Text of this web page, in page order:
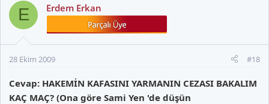
Fenerbahçeli olduğumu ilk mesajımda yazdım, üye olurkende
E Erdem Erkan
28 Ekim 2009 #18
Cevap: HAKEMİN KAFASINI YARMANIN CEZASI BAKALIM
KAÇ MAÇ? (Ona göre Sami Yen 'de düşün